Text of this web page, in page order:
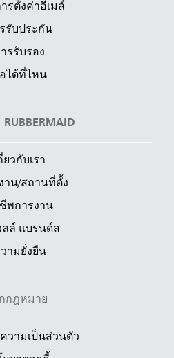
รตั้งค่าอีเมล์
รับประกัน
รรับรอง
ได้ที่ไหน
RUBBERMAID
ยวกับเรา
าน/สถานที่ตั้ง
พการงาน
ลล์ แบรนด์ส
ามยั่งยืน
กฎหมาย
วามเป็นส่วนตัว